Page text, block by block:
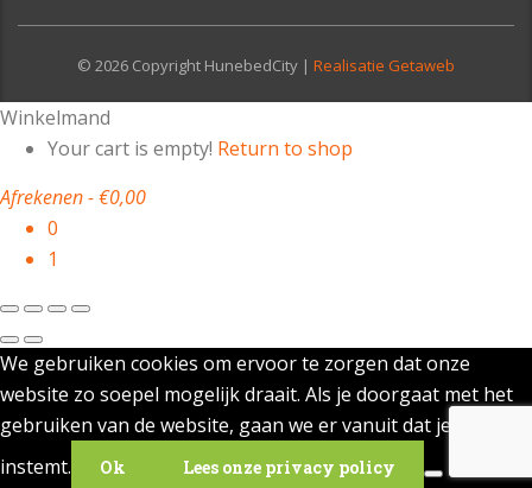
© 2026 Copyright HunebedCity | Realisatie Getaweb
Winkelmand
Your cart is empty! Return to shop
Afrekenen-€0,00
0
1
We gebruiken cookies om ervoor te zorgen dat onze
website zo soepel mogelijk draait. Als je doorgaat met het
gebruiken van de website, gaan we er vanuit dat je ermee
instemt.
Ok Lees onze privacy policy